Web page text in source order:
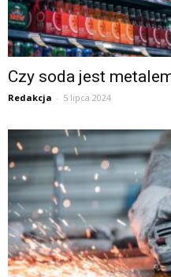
Czy soda jest
Redakcja - 5 lipca 2024